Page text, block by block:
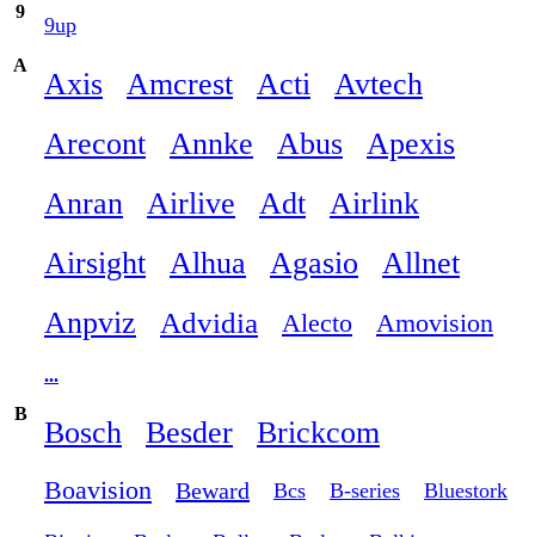
9
9up
A
Axis Amcrest Acti
Avtech
Arecont
Annke Abus
Apexis
Anran
Airlive Adt
Airlink
Airsight
Alhua Agasio
Allnet
Anpviz
Advidia Alecto Amovision
...
B
Bosch Besder Brickcom
Boavision Beward Bcs B-series Bluestork